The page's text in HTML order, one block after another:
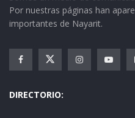
Por nuestras páginas han
importantes de Nayarit.
DIRECTORIO: